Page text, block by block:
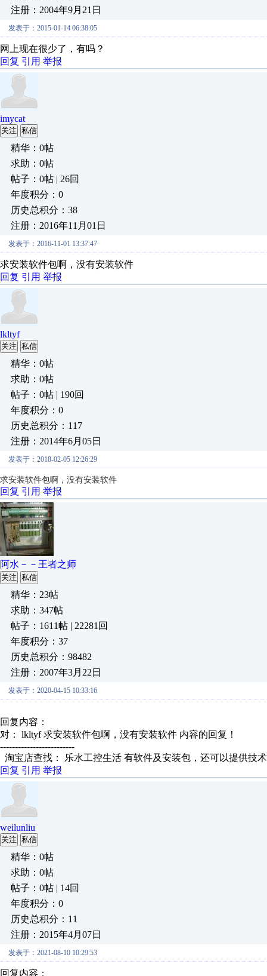
注册：2004年9月21日
发表于：2015-01-14 06:38:05
网上现在很少了，有吗？
回复 引用 举报
imycat
关注 私信
精华：0帖
求助：0帖
帖子：0帖 | 26回
年度积分：0
历史总积分：38
注册：2016年11月01日
发表于：2016-11-01 13:37:47
求安装软件包啊，没有安装软件
回复 引用 举报
lkltyf
关注 私信
精华：0帖
求助：0帖
帖子：0帖 | 190回
年度积分：0
历史总积分：117
注册：2014年6月05日
发表于：2018-02-05 12:26:29
求安装软件包啊，没有安装软件
回复 引用 举报
阿水－－王者之师
关注 私信
精华：23帖
求助：347帖
帖子：1611帖 | 22281回
年度积分：37
历史总积分：98482
注册：2007年3月22日
发表于：2020-04-15 10:33:16
回复内容：
对： lkltyf求安装软件包啊，没有安装软件 内容的回复！
-------------------------
淘宝店查找： 乐水工控生活 有软件及安装包，还可以提供技
回复 引用 举报
weilunliu
关注 私信
精华：0帖
求助：0帖
帖子：0帖 | 14回
年度积分：0
历史总积分：11
注册：2015年4月07日
发表于：2021-08-10 10:29:53
回复内容：